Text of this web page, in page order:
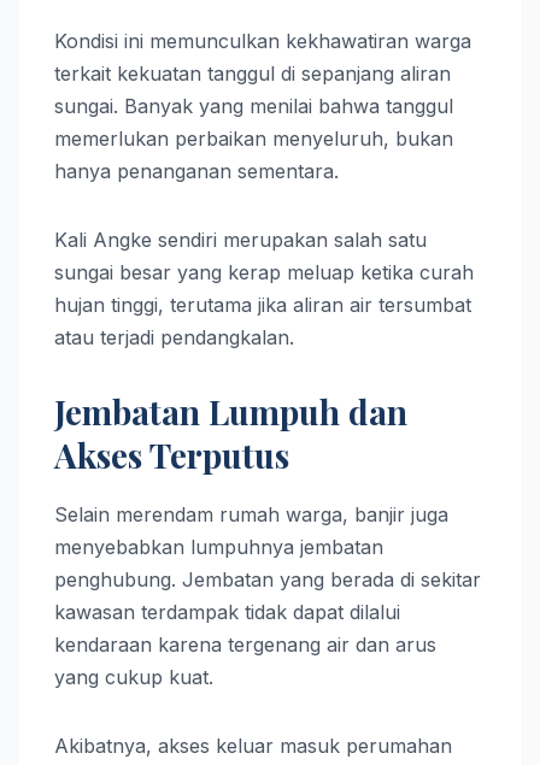
Kondisi ini memunculkan kekhawatiran warga
terkait kekuatan tanggul di sepanjang aliran
sungai. Banyak yang menilai bahwa tanggul
memerlukan perbaikan menyeluruh, bukan
hanya penanganan sementara.
Kali Angke sendiri merupakan salah satu
sungai besar yang kerap meluap ketika curah
hujan tinggi, terutama jika aliran air tersumbat
atau terjadi pendangkalan.
Jembatan Lumpuh dan
Akses Terputus
Selain merendam rumah warga, banjir juga
menyebabkan lumpuhnya jembatan
penghubung. Jembatan yang berada di sekitar
kawasan terdampak tidak dapat dilalui
kendaraan karena tergenang air dan arus
yang cukup kuat.
Akibatnya, akses keluar masuk perumahan